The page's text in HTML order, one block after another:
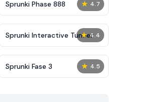
★ 4.7
Sprunki Phase 888
★ 4.4
Sprunki Interactive Tunner
★ 4.5
Sprunki Fase 3